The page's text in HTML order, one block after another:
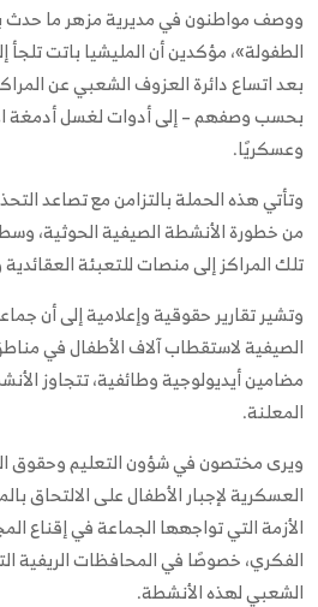
ووصف مواطنون في مديرية مزهر ما حدث
الطفولة»، مؤكدين أن المليشيا باتت تلجأ
بعد اتساع دائرة العزوف الشعبي عن
بحسب وصفهم – إلى أدوات لغسل أدمغة
وعسكريًا.
وتأتي هذه الحملة بالتزامن مع تصاعد
من خطورة الأنشطة الصيفية الحوثية،
تلك المراكز إلى منصات للتعبئة
وتشير تقارير حقوقية وإعلامية إلى أن
الصيفية لاستقطاب آلاف الأطفال في
مضامين أيديولوجية وطائفية، تتجاوز
المعلنة.
ويرى مختصون في شؤون التعليم وحقوق
العسكرية لإجبار الأطفال على الالتحاق
الأزمة التي تواجهها الجماعة في إقناع
الفكري، خصوصًا في المحافظات الريفية
الشعبي لهذه الأنشطة.